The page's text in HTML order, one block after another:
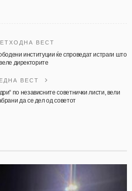
ВЕСТ
институции ќе спроведат истраги што
директорите
ВЕСТ
по независните советнички листи, вели
да се дел од советот